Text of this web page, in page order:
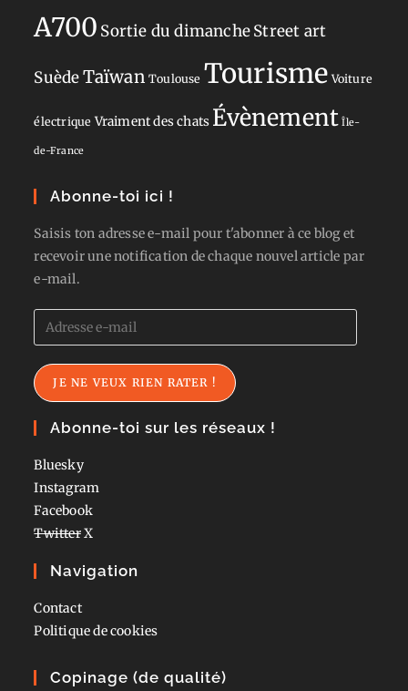
A700 Sortie du dimancheStreet art
SuèdeTaïwan Toulouse Tourisme Voiture
électrique Vraiment des chats Évènement Île-
de-France
Abonne-toi ici !
Saisis ton adresse e-mail pour t'abonner à ce blog et
recevoir une notification de chaque nouvel article par
e-mail.
Adresse
e-
mail
JE NE VEUX RIEN RATER !
Abonne-toi sur les réseaux !
Bluesky
Instagram
Facebook
TwitterX
Navigation
Contact
Politique de cookies
Copinage (de qualité)